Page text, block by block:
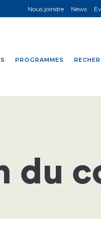
PROGRAMMES
Nous joindre News
du